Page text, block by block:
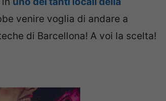
venire voglia di andare a
di Barcellona! A voi la scelta!